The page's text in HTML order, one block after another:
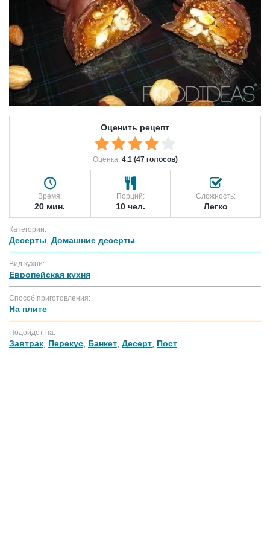
Оценить рецепт
Оценка: 4.1 (47 голосов)
Время:
20 мин.
Порций:
10 чел.
Сложность:
Легко
Категории:
Десерты Домашние десерты
Вид кухни:
Европейская кухня
Способ приготовления:
На плите
Подойдет на:
Завтрак Перекус Банкет Десерт Пост